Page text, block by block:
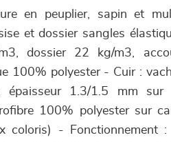
en peuplier, sapin et
et dossier sangles
dossier 22 kg/m3,
100% polyester - Cuir :
épaisseur 1.3/1.5 mm
100% polyester sur
coloris) - Fonctionnement :